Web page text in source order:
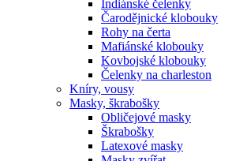
Indiánské čelenky
Čarodějnické klobouky
Rohy na čerta
Mafiánské klobouky
Kovbojské klobouky
Čelenky na charleston
Kníry, vousy
Masky, škrabošky
Obličejové masky
Škrabošky
Latexové masky